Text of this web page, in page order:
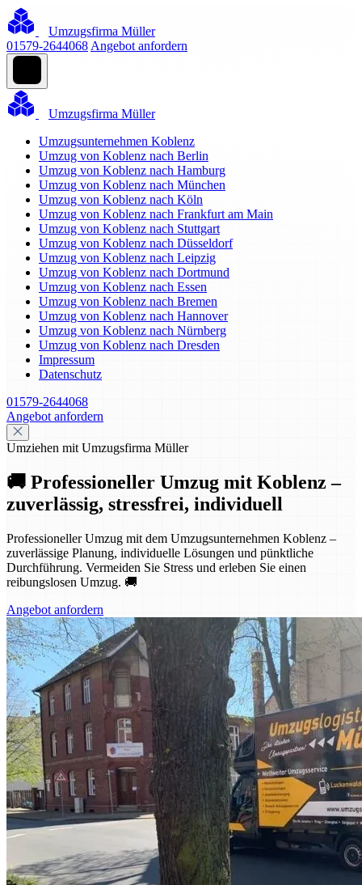
Umzugsfirma Müller
01579-2644068 Angebot anfordern
Umzugsfirma Müller
Umzugsunternehmen Koblenz
Umzug von Koblenz nach Berlin
Umzug von Koblenz nach Hamburg
Umzug von Koblenz nach München
Umzug von Koblenz nach Köln
Umzug von Koblenz nach Frankfurt am Main
Umzug von Koblenz nach Stuttgart
Umzug von Koblenz nach Düsseldorf
Umzug von Koblenz nach Leipzig
Umzug von Koblenz nach Dortmund
Umzug von Koblenz nach Essen
Umzug von Koblenz nach Bremen
Umzug von Koblenz nach Hannover
Umzug von Koblenz nach Nürnberg
Umzug von Koblenz nach Dresden
Impressum
Datenschutz
01579-2644068
Angebot anfordern
Umziehen mit Umzugsfirma Müller
🚚 Professioneller Umzug mit Koblenz –
zuverlässig, stressfrei, individuell
Professioneller Umzug mit dem Umzugsunternehmen Koblenz –
zuverlässige Planung, individuelle Lösungen und pünktliche
Durchführung. Vermeiden Sie Stress und erleben Sie einen
reibungslosen Umzug. 🚚
Angebot anfordern